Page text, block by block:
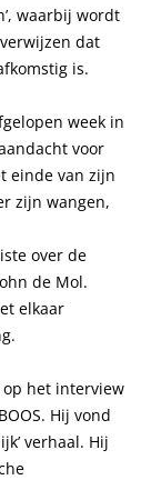
waarbij wordt
dat
is.
week in
voor
einde van zijn
zijn wangen,
over de
de Mol.
elkaar
het interview
Hij vond
verhaal. Hij